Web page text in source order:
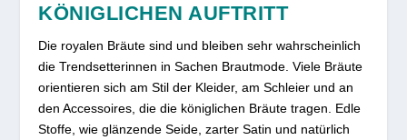
KÖNIGLICHEN AUFTRITT
Die royalen Bräute sind und bleiben sehr wahrscheinlich
die Trendsetterinnen in Sachen Brautmode. Viele Bräute
orientieren sich am Stil der Kleider, am Schleier und an
den Accessoires, die die königlichen Bräute tragen. Edle
Stoffe, wie glänzende Seide, zarter Satin und natürlich